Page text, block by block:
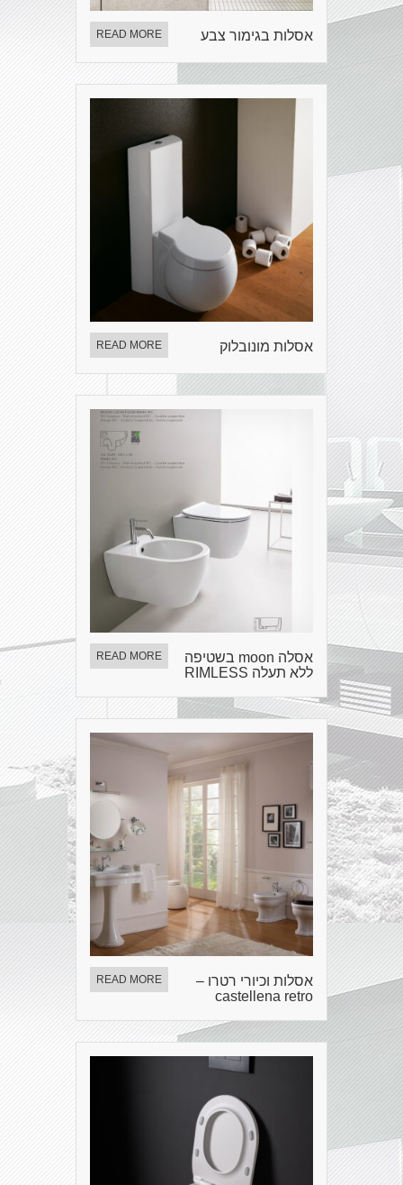
אסלות בגימור צבע READ MORE
אסלות מונובלוק READ MORE
אסלה moon בשטיפה
ללא תעלה RIMLESS
READ MORE
אסלות וכיורי רטרו –
castellena retro
READ MORE